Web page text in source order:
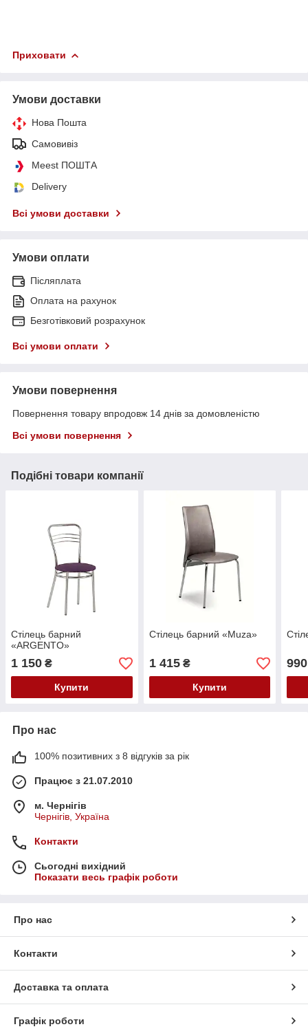
Приховати
Умови доставки
Нова Пошта
Самовивіз
Meest ПОШТА
Delivery
Всі умови доставки
Умови оплати
Післяплата
Оплата на рахунок
Безготівковий розрахунок
Всі умови оплати
Умови повернення
Повернення товару впродовж 14 днів за домовленістю
Всі умови повернення
Подібні товари компанії
Стілець барний
«ARGENTO»
1 150 ₴
Купити
Стілець барний «Muza»
1 415₴
Купити
990
Про нас
100% позитивних з 8 відгуків за рік
Працює з 21.07.2010
м. Чернігів
Чернігів, Україна
Контакти
Сьогодні вихідний
Показати весь графік роботи
Про нас
Контакти
Доставка та оплата
Графік роботи